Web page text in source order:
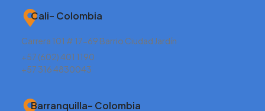
Cali– Colombia
Carrera 101 # 17-69 Barrio Ciudad Jardín
+57 (602) 401 1190
+57 316 4830043
Barranquilla– Colombia